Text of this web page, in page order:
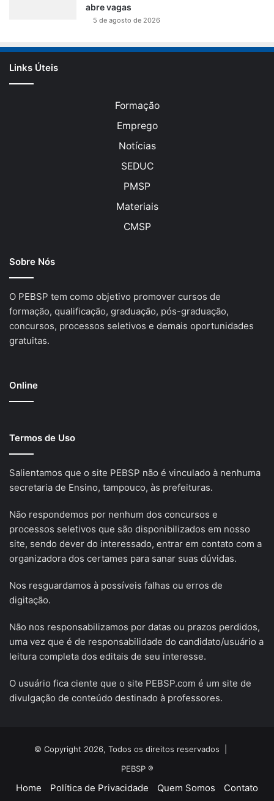
abre vagas
5 de agosto de 2026
Links Úteis
Formação
Emprego
Notícias
SEDUC
PMSP
Materiais
CMSP
Sobre Nós
O PEBSP tem como objetivo promover cursos de
formação, qualificação, graduação, pós-graduação,
concursos, processos seletivos e demais oportunidades
gratuitas.
Online
Termos de Uso
Salientamos que o site PEBSP não é vinculado à nenhuma
secretaria de Ensino, tampouco, às prefeituras.
Não respondemos por nenhum dos concursos e
processos seletivos que são disponibilizados em nosso
site, sendo dever do interessado, entrar em contato com a
organizadora dos certames para sanar suas dúvidas.
Nos resguardamos à possíveis falhas ou erros de
digitação.
Não nos responsabilizamos por datas ou prazos perdidos,
uma vez que é de responsabilidade do candidato/usuário a
leitura completa dos editais de seu interesse.
O usuário fica ciente que o site PEBSP.com é um site de
divulgação de conteúdo destinado à professores.
© Copyright 2026, Todos os direitos reservados |
PEBSP ®
Home Política de Privacidade Quem Somos Contato